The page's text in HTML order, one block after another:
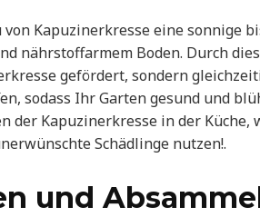
Kapuzinerkresse eine sonnige
nährstoffarmem Boden. Durch
gefördert, sondern
sodass Ihr Garten gesund und
der Kapuzinerkresse in der Küche,
Schädlinge nutzen!.
und